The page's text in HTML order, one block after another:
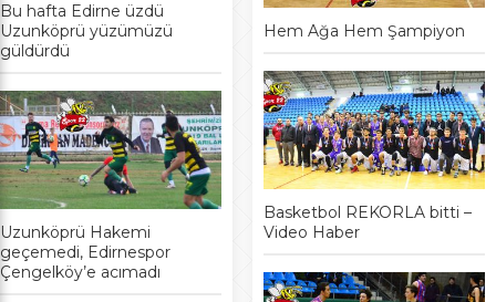
Bu hafta Edirne üzdü
Uzunköprü yüzümüzü
güldürdü
Uzunköprü Hakemi
geçemedi, Edirnespor
Çengelköy’e acımadı
Hem Ağa Hem Şampiyon
Basketbol REKORLA bitti –
Video Haber